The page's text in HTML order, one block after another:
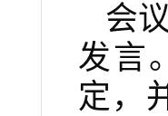
会
发言
定，